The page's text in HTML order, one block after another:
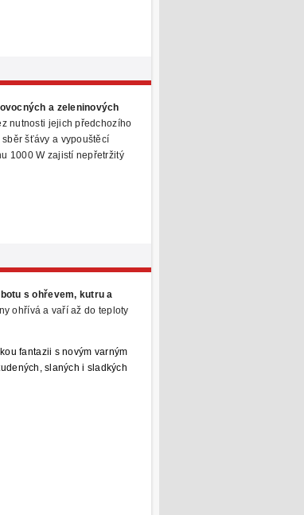
a zeleninových
nutnosti jejich předchozího
šťávy a vypouštěcí
1000 W zajistí nepřetržitý
s ohřevem, kutru a
ohřívá a vaří až do teploty
fantazii s novým varným
slaných i sladkých